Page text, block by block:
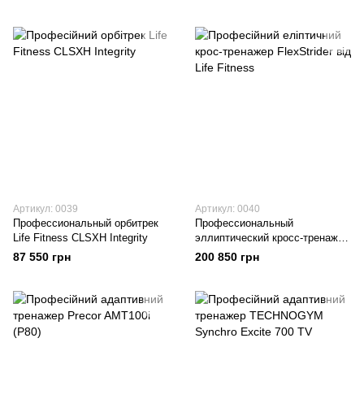
Артикул: 0039
Профессиональный орбитрек
Life Fitness CLSXH Integrity
87 550 грн
Артикул: 0040
Профессиональный
эллиптический кросс-тренажер
FlexStrider от Life Fitness
200 850 грн